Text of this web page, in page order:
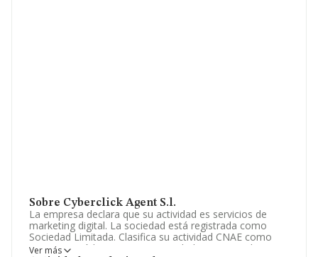
Sobre Cyberclick Agent S.l.
La empresa declara que su actividad es servicios de
marketing digital. La sociedad está registrada como
Sociedad Limitada. Clasifica su actividad CNAE como
'%cnae%', código 6290. La sociedad es exportadora.
Ver más